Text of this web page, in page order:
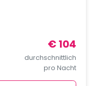
€ 104
durchschnittlich
pro Nacht